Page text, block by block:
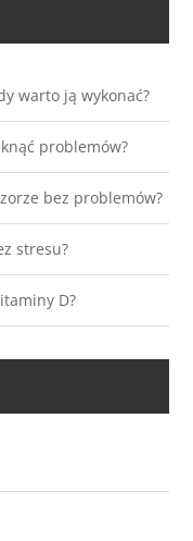
warto ją wykonać?
problemów?
bez problemów?
stresu?
D?